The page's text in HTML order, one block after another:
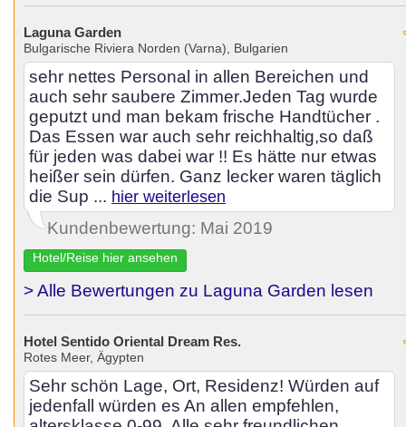
Laguna Garden
Bulgarische Riviera Norden (Varna), Bulgarien
sehr nettes Personal in allen Bereichen und
auch sehr saubere Zimmer.Jeden Tag wurde
geputzt und man bekam frische Handtücher .
Das Essen war auch sehr reichhaltig,so daß
für jeden was dabei war !! Es hätte nur etwas
heißer sein dürfen. Ganz lecker waren täglich
die Sup ... hier weiterlesen
Kundenbewertung: Mai 2019
Hotel/Reise hier ansehen
> Alle Bewertungen zu Laguna Garden lesen
Hotel Sentido Oriental Dream Res.
Rotes Meer, Ägypten
Sehr schön Lage, Ort, Residenz! Würden auf
jedenfall würden es An allen empfehlen,